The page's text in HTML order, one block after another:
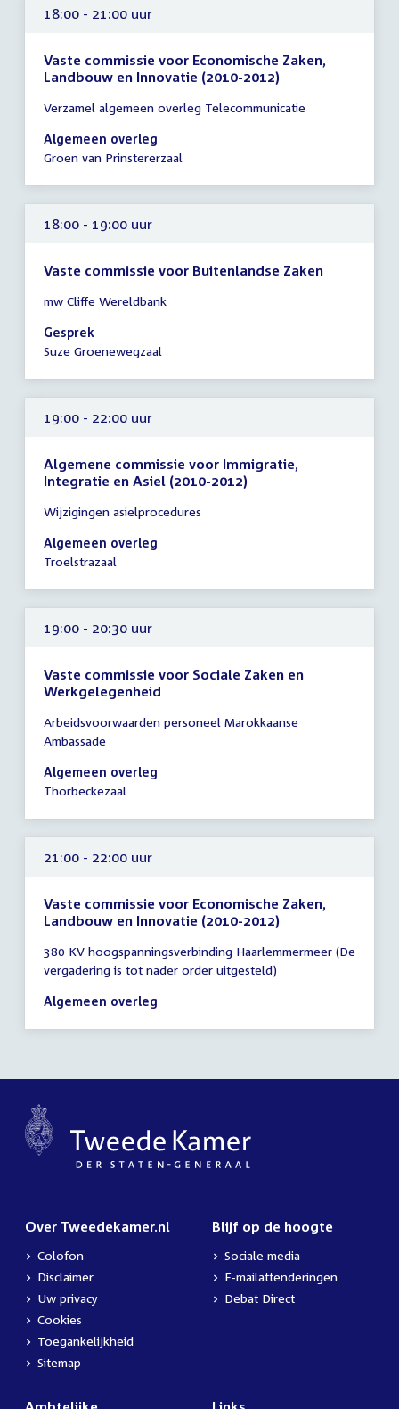
18:00 - 21:00 uur
Vaste commissie voor Economische Zaken,
Landbouw en Innovatie (2010-2012)
vergadering
18:00
-
uur
Verzamel algemeen overleg Telecommunicatie
Algemeen overleg
Groen van Prinstererzaal
18:00 - 19:00 uur
Vaste commissie voor Buitenlandse Zaken
vergadering
18:00
-
uur
mw Cliffe Wereldbank
Gesprek
Suze Groenewegzaal
19:00 - 22:00 uur
Algemene commissie voor Immigratie,
Integratie en Asiel (2010-2012)
vergadering
19:00
-
uur
Wijzigingen asielprocedures
Algemeen overleg
Troelstrazaal
19:00 - 20:30 uur
Vaste commissie voor Sociale Zaken en
Werkgelegenheid
vergadering
19:00
-
20:30
Arbeidsvoorwaarden personeel Marokkaanse
Ambassade
Algemeen overleg
Thorbeckezaal
21:00 - 22:00 uur
Vaste commissie voor Economische Zaken,
Landbouw en Innovatie (2010-2012)
vergadering
21:00
-
uur
380 KV hoogspanningsverbinding Haarlemmermeer (De
vergadering is tot nader order uitgesteld)
Algemeen overleg
Over Tweedekamer.nl
Colofon
Disclaimer
Uw privacy
Cookies
Toegankelijkheid
Sitemap
Blijf op de hoogte
Sociale media
E-mailattenderingen
Debat Direct